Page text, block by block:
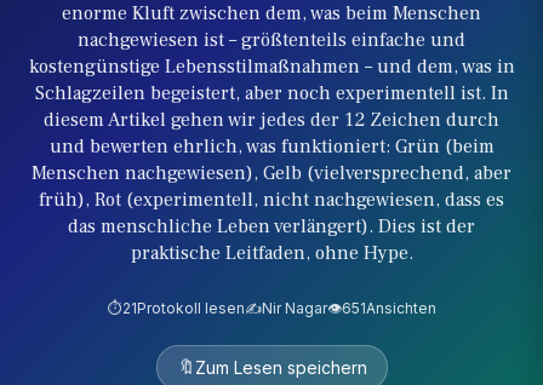
enorme Kluft zwischen dem, was beim Menschen
nachgewiesen ist – größtenteils einfache und
kostengünstige Lebensstilmaßnahmen – und dem, was in
Schlagzeilen begeistert, aber noch experimentell ist. In
diesem Artikel gehen wir jedes der 12 Zeichen durch
und bewerten ehrlich, was funktioniert: Grün (beim
Menschen nachgewiesen), Gelb (vielversprechend, aber
früh), Rot (experimentell, nicht nachgewiesen, dass es
das menschliche Leben verlängert). Dies ist der
praktische Leitfaden, ohne Hype.
⏱️21Protokoll lesen✍️Nir Nagar👁️651Ansichten
🔖 Zum Lesen speichern